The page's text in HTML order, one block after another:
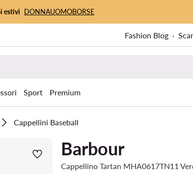
estivi DONNAUOMOBORSE
Fashion Blog
Sport Premium
Cappellini Baseball
Barbour
Cappellino Tartan MHA0617TN11